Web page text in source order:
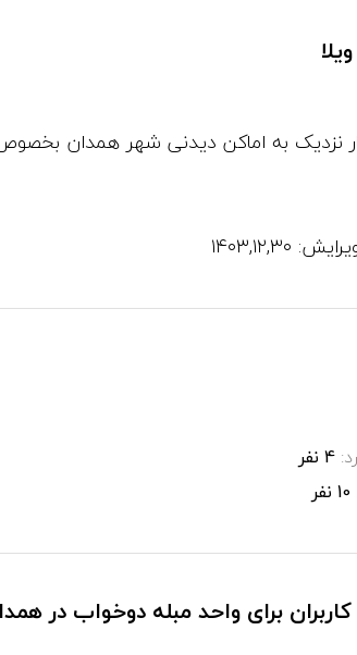
نزدیک به اماکن دیدنی شهر همدان
برای واحد مبله دوخواب در